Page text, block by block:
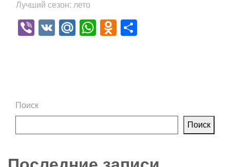
Лучший сезон: лето
Viber
VK Mail.Ru
WhatsApp
Odnoklassniki
Поиск
Поиск